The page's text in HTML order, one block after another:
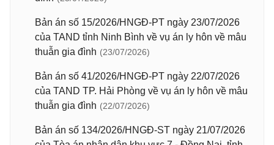
Bản án số 15/2026/HNGĐ-PT ngày 23/07/2026
của TAND tỉnh Ninh Bình về vụ án ly hôn về mâu
thuẫn gia đình (23/07/2026)
Bản án số 41/2026/HNGĐ-PT ngày 22/07/2026
của TAND TP. Hải Phòng về vụ án ly hôn về mâu
thuẫn gia đình (22/07/2026)
Bản án số 134/2026/HNGĐ-ST ngày 21/07/2026